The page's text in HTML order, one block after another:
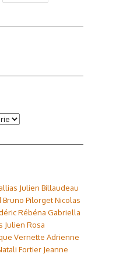
Julien Billaudeau
Bruno PilorgetNicolas
Rébéna Gabriella
Julien Rosa
Vernette Adrienne
Fortier Jeanne